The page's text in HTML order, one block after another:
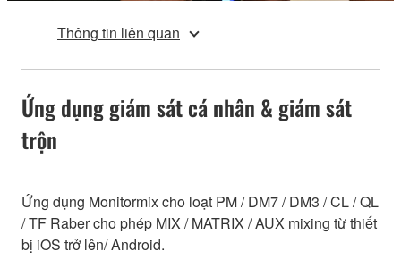
Thông tin liên quan
Ứng dụng giám sát cá nhân & giám sát
trộn
Ứng dụng Monitormix cho loạt PM / DM7 / DM3 / CL / QL
/ TF Raber cho phép MIX / MATRIX / AUX mixing từ thiết
bị iOS trở lên/ Android.